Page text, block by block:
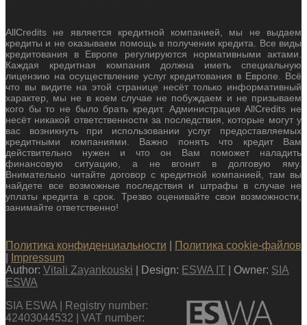
AllCredits не является кредитной компанией, мы не выдаем
кредиты и не оказываем помощь в получении кредита. Все виды
кредитования в Европе регулируются нормативными актами.
Каждая кредитная компания должна иметь специальную
лицензию на осуществление услуг кредитования в Европе. Всё
что вы видите на этой странице несёт только информативный
характер, мы не в коем случае не побуждаем и не призываем
кого бы то не было брать кредит. Администрация AllCredits не
несёт никакой ответственности за последствия, которые могут у
вас возникнуть при использовании услуг предоставляемых
кредитными компаниями. Важно понять что кредит Вам
действительно нужен и что он Вам поможет наладить
финансовую ситуацию, а не вгонит в долговую яму.
Внимательно читайте договор с кредитной компанией, там вы
найдете все возможные последствия и штрафы в случае не
уплаты кредита в срок. Трезво оценивайте свои возможности,
занимайте ответственно!
Политика конфиденциальности
Политика cookie-файлов
Impressum
Author: Vitali Zayankouski | Design: ESWA IT | Owner: SIA
ESWA
SIA ESWA | Registry number:
42403044532 | VAT number: